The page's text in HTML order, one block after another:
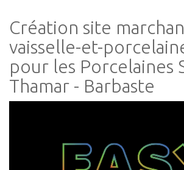
Création site
vaisselle-et-
pour les Porcelaines
Thamar - Barbaste